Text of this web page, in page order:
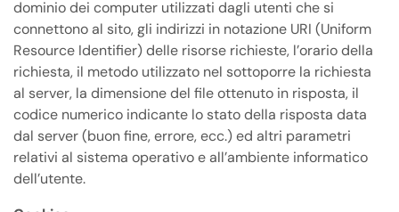
dominio dei computer utilizzati dagli utenti che si
connettono al sito, gli indirizzi in notazione URI (Uniform
Resource Identifier) delle risorse richieste, l’orario della
richiesta, il metodo utilizzato nel sottoporre la richiesta
al server, la dimensione del file ottenuto in risposta, il
codice numerico indicante lo stato della risposta data
dal server (buon fine, errore, ecc.) ed altri parametri
relativi al sistema operativo e all’ambiente informatico
dell’utente.